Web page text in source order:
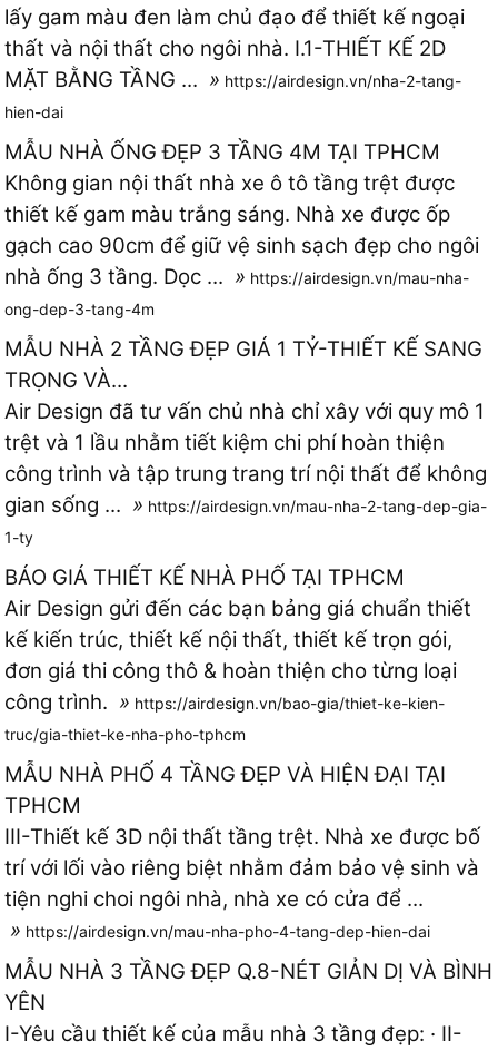
lấy gam màu đen làm chủ đạo để thiết kế ngoại
thất và nội thất cho ngôi nhà. I.1-THIẾT KẾ 2D
MẶT BẰNG TẦNG ... » https://airdesign.vn/nha-2-tang-
hien-dai
MẪU NHÀ ỐNG ĐẸP 3 TẦNG 4M TẠI TPHCM
Không gian nội thất nhà xe ô tô tầng trệt được
thiết kế gam màu trắng sáng. Nhà xe được ốp
gạch cao 90cm để giữ vệ sinh sạch đẹp cho ngôi
nhà ống 3 tầng. Dọc ... » https://airdesign.vn/mau-nha-
ong-dep-3-tang-4m
MẪU NHÀ 2 TẦNG ĐẸP GIÁ 1 TỶ-THIẾT KẾ SANG
TRỌNG VÀ...
Air Design đã tư vấn chủ nhà chỉ xây với quy mô 1
trệt và 1 lầu nhằm tiết kiệm chi phí hoàn thiện
công trình và tập trung trang trí nội thất để không
gian sống ... » https://airdesign.vn/mau-nha-2-tang-dep-gia-
1-ty
BÁO GIÁ THIẾT KẾ NHÀ PHỐ TẠI TPHCM
Air Design gửi đến các bạn bảng giá chuẩn thiết
kế kiến trúc, thiết kế nội thất, thiết kế trọn gói,
đơn giá thi công thô & hoàn thiện cho từng loại
công trình. » https://airdesign.vn/bao-gia/thiet-ke-kien-
truc/gia-thiet-ke-nha-pho-tphcm
MẪU NHÀ PHỐ 4 TẦNG ĐẸP VÀ HIỆN ĐẠI TẠI
TPHCM
III-Thiết kế 3D nội thất tầng trệt. Nhà xe được bố
trí với lối vào riêng biệt nhằm đảm bảo vệ sinh và
tiện nghi choi ngôi nhà, nhà xe có cửa để ...
» https://airdesign.vn/mau-nha-pho-4-tang-dep-hien-dai
MẪU NHÀ 3 TẦNG ĐẸP Q.8-NÉT GIẢN DỊ VÀ BÌNH
YÊN
I-Yêu cầu thiết kế của mẫu nhà 3 tầng đẹp: · II-